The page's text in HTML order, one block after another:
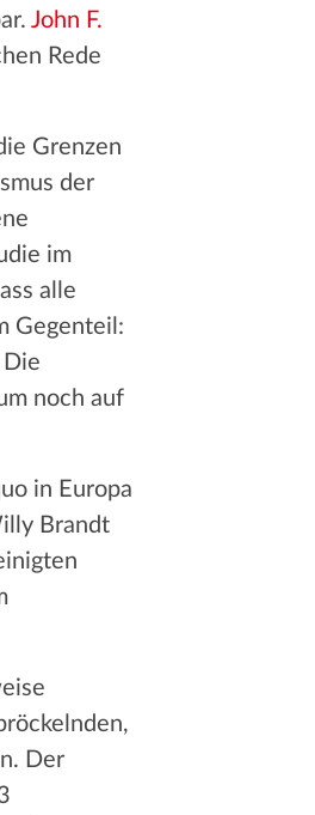
John F.
Rede
Grenzen
der
im
alle
Gegenteil:
noch auf
in Europa
Brandt
Der